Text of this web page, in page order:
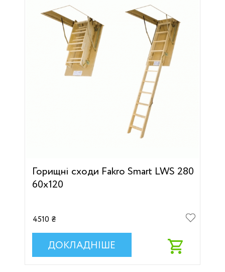
Горищні сходи Fakro Smart LWS 280
60х120
4510 ₴
ДОКЛАДНІШЕ